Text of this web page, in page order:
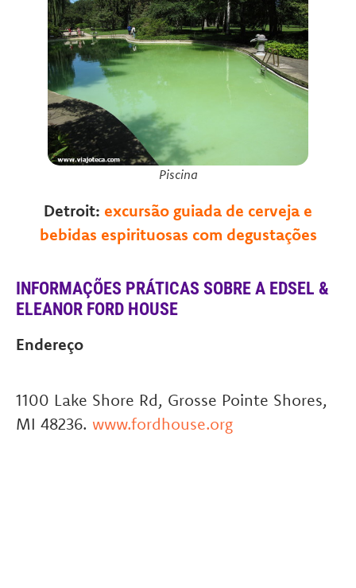
Piscina
Detroit: excursão guiada de cerveja e
bebidas espirituosas com degustações
INFORMAÇÕES PRÁTICAS SOBRE A EDSEL &
ELEANOR FORD HOUSE
Endereço
1100 Lake Shore Rd, Grosse Pointe Shores,
MI 48236. www.fordhouse.org